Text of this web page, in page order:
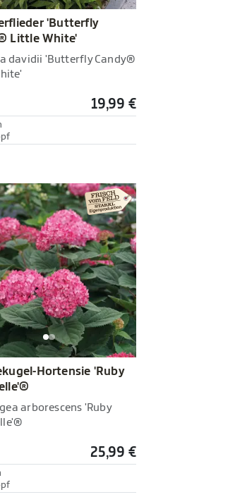
'Butterfly
Little White'
davidii 'Butterfly Candy®
19,99 €
Hortensie 'Ruby
arborescens 'Ruby
25,99 €